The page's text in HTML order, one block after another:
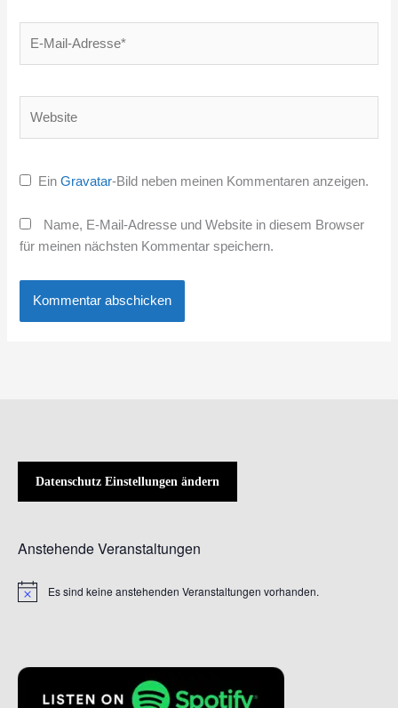
EinGravatar-Bild neben meinen Kommentaren anzeigen.
Name, E-Mail-Adresse und Website in diesem Browser
für meinen nächsten Kommentar speichern.
Datenschutz Einstellungen ändern
Anstehende Veranstaltungen
HinweisEs sind keine anstehenden Veranstaltungen vorhanden.